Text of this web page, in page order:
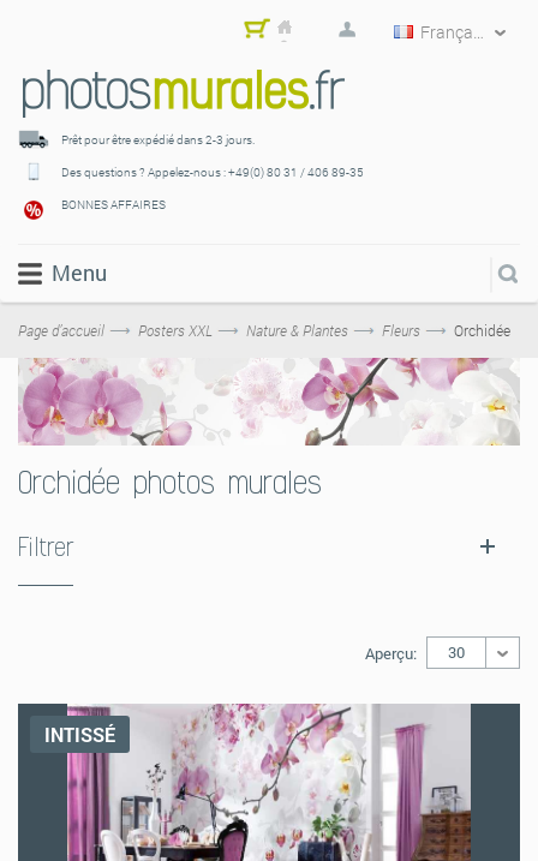
Français
Mon
er
Prêt pour être expédiédans 2-3 jours.
Des questions ? Appelez-nous :+49(0) 80 31 / 406 89-35
BONNES AFFAIRES
Menu
Page d’accueil Posters XXL Nature & Plantes Fleurs Orchidée
Orchidée photos murales
Filtrer
Aperçu: 30
INTISSÉ